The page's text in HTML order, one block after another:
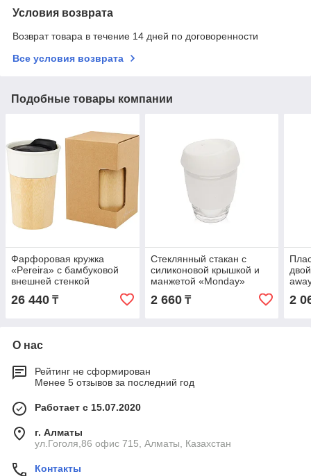
Условия возврата
Возврат товара в течение 14 дней по договоренности
Все условия возврата
Подобные товары компании
Фарфоровая кружка
«Pereira» с бамбуковой
внешней стенкой
26 440 ₸
Стеклянный стакан с
силиконовой крышкой и
манжетой «Monday»
2 660₸ 2
О нас
Рейтинг не сформирован
Менее 5 отзывов за последний год
Работает с 15.07.2020
г. Алматы
ул.Гоголя,86 офис 715, Алматы, Казахстан
Контакты